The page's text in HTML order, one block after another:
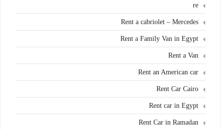
re
Rent a cabriolet – Mercedes
Rent a Family Van in Egypt
Rent a Van
Rent an American car
Rent Car Cairo
Rent car in Egypt
Rent Car in Ramadan